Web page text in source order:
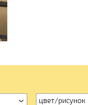
цвет/рисунок